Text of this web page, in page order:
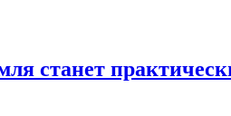
станет